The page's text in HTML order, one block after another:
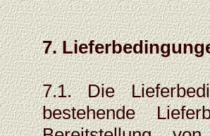
7.
7.1. Die
bestehende